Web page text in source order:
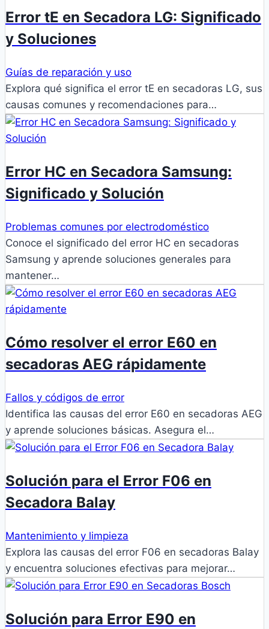
Error tE en Secadora LG: Significado
y Soluciones
Guías de reparación y uso
Explora qué significa el error tE en secadoras LG, sus
causas comunes y recomendaciones para…
Error HC en Secadora Samsung:
Significado y Solución
Problemas comunes por electrodoméstico
Conoce el significado del error HC en secadoras
Samsung y aprende soluciones generales para
mantener…
Cómo resolver el error E60 en
secadoras AEG rápidamente
Fallos y códigos de error
Identifica las causas del error E60 en secadoras AEG
y aprende soluciones básicas. Asegura el…
Solución para el Error F06 en
Secadora Balay
Mantenimiento y limpieza
Explora las causas del error F06 en secadoras Balay
y encuentra soluciones efectivas para mejorar…
Solución para Error E90 en